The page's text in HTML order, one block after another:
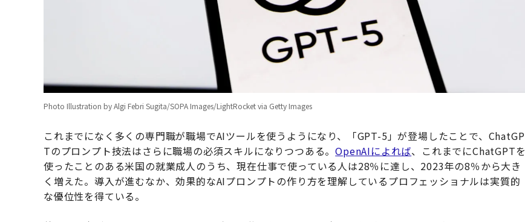
Photo Illustration by Algi Febri Sugita/SOPA Images/LightRocket via Getty Images
これまでになく多くの専門職が職場でAIツールを使うようになり、「GPT-5」が登場したことで、ChatGP
Tのプロンプト技法はさらに職場の必須スキルになりつつある。OpenAIによれば、これまでにChatGPTを
使ったことのある米国の就業成人のうち、現在仕事で使っている人は28％に達し、2023年の8％から大き
く増えた。導入が進むなか、効果的なAIプロンプトの作り方を理解しているプロフェッショナルは実質的
な優位性を得ている。